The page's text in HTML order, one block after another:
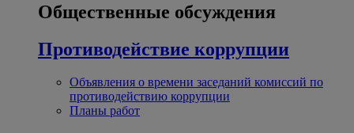
Общественные обсуждения
Противодействие коррупции
Объявления о времени заседаний комиссий по
противодействию коррупции
Планы работ